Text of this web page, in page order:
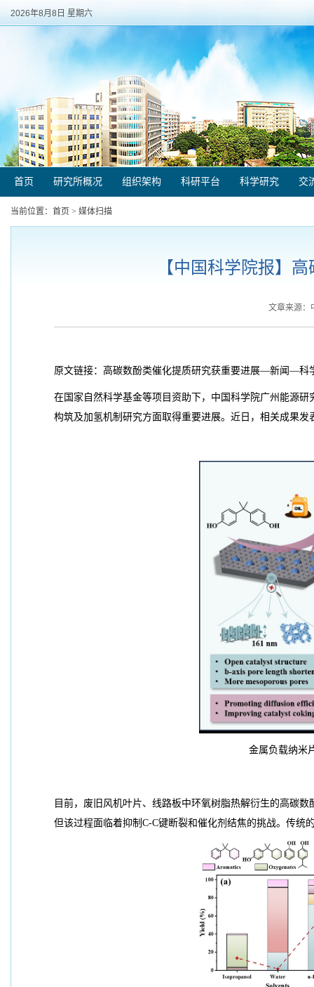
2026年8月8日 星期六
首页 研究所概况 组织架构 科研平台 科学研究 交
当前位置： 首页 > 媒体扫描
【中国科学院报】
文章来源：
原文链接： 高碳数酚类催化提质研究获重要进展—新闻—科
在国家自然科学基金等项目资助下，中国科学院广州能源
构筑及加氢机制研究方面取得重要进展。近日，相关成果发
金属负载纳米
目前，废旧风机叶片、线路板中环氧树脂热解衍生的高碳
但该过程面临着抑制C-C键断裂和催化剂结焦的挑战。传